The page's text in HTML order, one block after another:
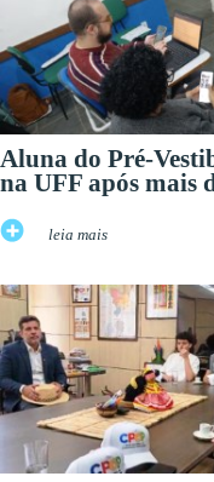
Aluna do Pré-
na UFF após mais
leia mais